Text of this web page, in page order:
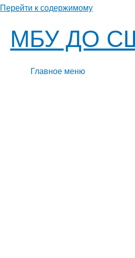
Перейти к содержимому
МБУ ДО
Главное меню